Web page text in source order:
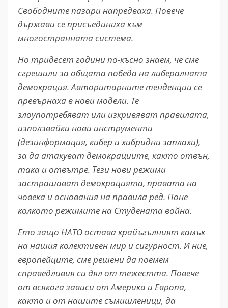
Свободните пазари напредваха. Повече
държави се присъединиха към
многостранната система.
Но тридесет години по-късно знаем, че сме
сгрешили за общата победа на либералната
демокрация. Авторитарните тенденции се
превърнаха в нови модели. Те
злоупотребяват или изкривяват правилата,
използвайки нови инструменти
(дезинформация, кибер и хибридни заплахи),
за да атакуват демокрациите, както отвън,
така и отвътре. Тези нови режими
застрашават демокрацията, правата на
човека и основания на правила ред. Поне
колкото режимите на Студената война.
Ето защо НАТО остава крайъгълният камък
на нашия колективен мир и сигурност. И ние,
европейците, сме решени да поемем
справедливия си дял от тежестта. Повече
от всякога зависи от Америка и Европа,
както и от нашите съмишленици, да